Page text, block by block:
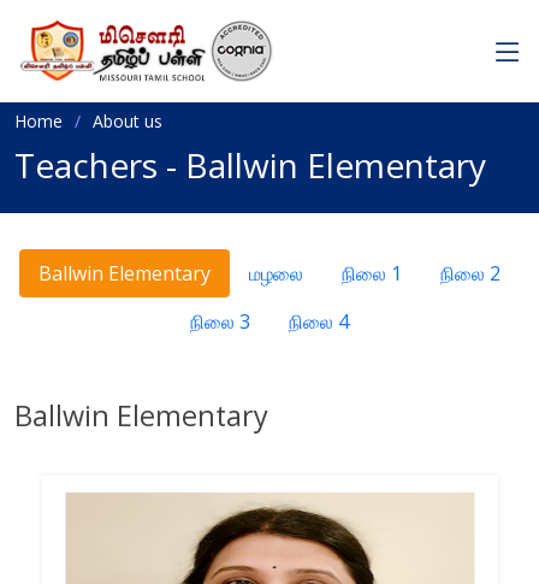
Home About us
Teachers - Ballwin Elementary
Ballwin Elementary மழலை நிலை 1
நிலை 2
நிலை 3
நிலை 4
Ballwin Elementary